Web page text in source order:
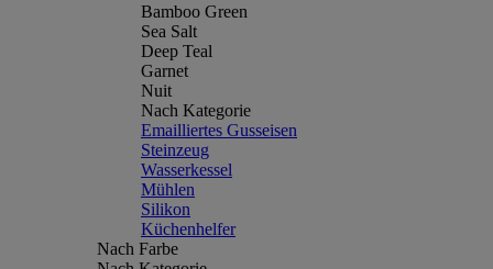
Bamboo Green
Sea Salt
Deep Teal
Garnet
Nuit
Nach Kategorie
Emailliertes Gusseisen
Steinzeug
Wasserkessel
Mühlen
Silikon
Küchenhelfer
Nach Farbe